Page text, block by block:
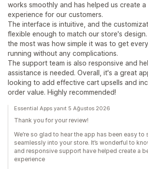
works smoothly and has helped us create
experience for our customers.
The interface is intuitive, and the
flexible enough to match our store's
the most was how simple it was to get
running without any complications.
The support team is also responsive and
assistance is needed. Overall, it's a great
looking to add effective cart upsells and
order value. Highly recommended!
Essential Apps yanıt 5 Ağustos 2026
Thank you for your review!
We’re so glad to hear the app has been easy to
seamlessly into your store. It’s wonderful to
and responsive support have helped create a
experience